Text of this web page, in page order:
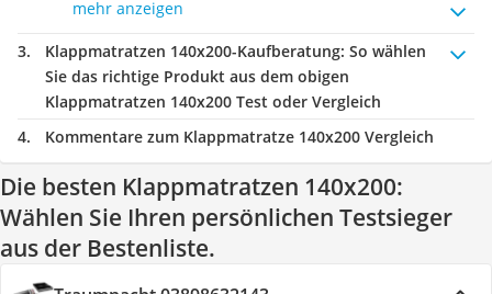
mehr anzeigen
Klappmatratzen 140x200-Kaufberatung: So wählen
Sie das richtige Produkt aus dem obigen
Klappmatratzen 140x200 Test oder Vergleich
Kommentare zum Klappmatratze 140x200 Vergleich
Die besten Klappmatratzen 140x200:
Wählen Sie Ihren persönlichen Testsieger
aus der Bestenliste.